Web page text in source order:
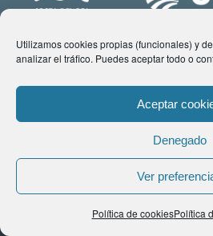
Utilizamos cookies propias (funcionales) y
analizar el tráfico. Puedes aceptar todo o
Aceptar
Denegado
Ver
Política de cookiesPolítica
© Copyright 2021 www.costadelsol.eco.
Aviso legal|Política de privacidad|